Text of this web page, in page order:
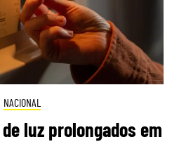
NACIONAL
luz prolongados em